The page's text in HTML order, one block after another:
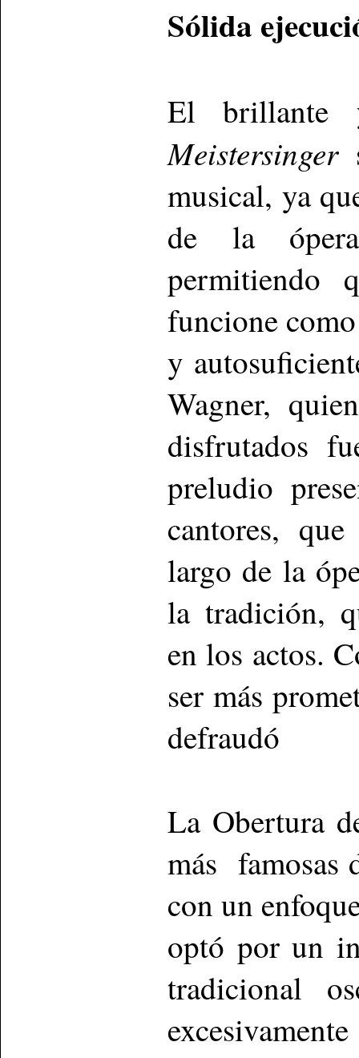
Sólida
El brillante
Meistersinger
musical, ya
de la ópera
permitiendo
funcione
y
Wagner,
disfrutados
preludio
cantores,
largo de la
la tradición,
en los actos.
ser más
defraudó
La Obertura
más famosas
con un
optó por un
tradicional